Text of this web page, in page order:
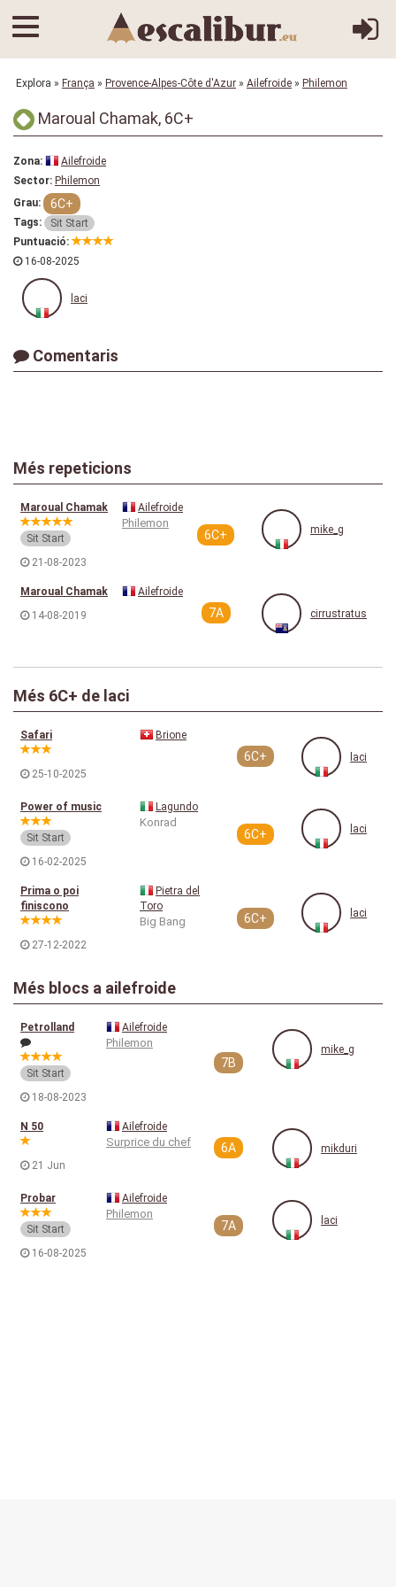
Explora » França » Provence-Alpes-Côte d'Azur » Ailefroide » Philemon
Maroual Chamak, 6C+
Zona:
Ailefroide
Sector: Philemon
Grau:
6C+
Tags:
Sit Start
Puntuació:
16-08-2025
laci
Comentaris
Més repeticions
Maroual Chamak
Sit Start
21-08-2023
Ailefroide
Philemon
6C+ mike_g
Maroual Chamak
14-08-2019
Ailefroide
7A cirrustratus
Més 6C+ de laci
Safari
25-10-2025
Brione
6C+ laci
Power of music
Sit Start
16-02-2025
Lagundo
Konrad
6C+ laci
Prima o poi
finiscono
27-12-2022
Pietra del
Toro
Big Bang 6C+ laci
Més blocs a ailefroide
Petrolland
Sit Start
18-08-2023
Ailefroide
Philemon
7B
mike_g
N 50
21 Jun
Ailefroide
Surprice du chef 6A mikduri
Probar
Sit Start
16-08-2025
Ailefroide
Philemon
7A laci